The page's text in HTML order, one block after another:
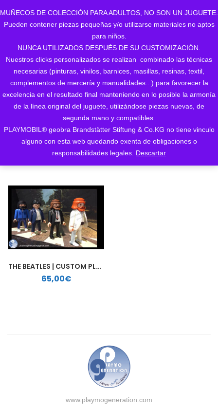
MUÑECOS DE COLECCIÓN PARA ADULTOS, NO SON UN JUGUETE.
Pueden contener piezas pequeñas y/o utilizarse materiales no aptos
para niños.
NUNCA UTILIZADOS DESPUÉS DE SU CUSTOMIZACIÓN.
Nuestros clicks personalizados se realizan combinado las técnicas
necesarias (pinturas, vinilos, barnices, masillas, resinas, textil,
complementos de mercería y manualidades...) para favorecer la
excelencia en el resultado final manteniendo en lo posible la armonía
de la línea original del juguete, utilizándose piezas nuevas, de
segunda mano y compatibles.
PLAYMOBIL® geobra Brandstätter Stiftung & Co.KG no tiene vinculo
alguno con esta web quedando exenta de obligaciones o
responsabilidades legales. Descartar
Mostrando el único resultado
ORDENAR POR LOS
ÚLTIMOS
THE BEATLES | CUSTOM PLAYMOBIL
65,00€
www.playmogeneration.com